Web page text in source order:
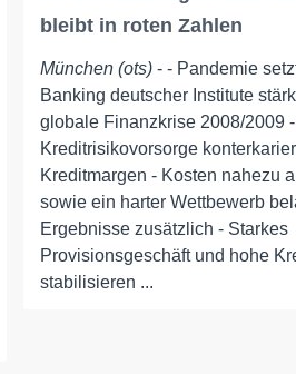
bleibt in roten Zahlen
München (ots) - - Pandemie
Banking deutscher Institute
globale Finanzkrise 2008/2009
Kreditrisikovorsorge
Kreditmargen - Kosten nahezu
sowie ein harter Wettbewerb
Ergebnisse zusätzlich - Starkes
Provisionsgeschäft und hohe
stabilisieren ...